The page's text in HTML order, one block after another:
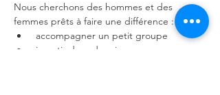
Nous cherchons des hommes et des
femmes prêts à faire une différence :
accompagner un petit groupe
investir dans des vies